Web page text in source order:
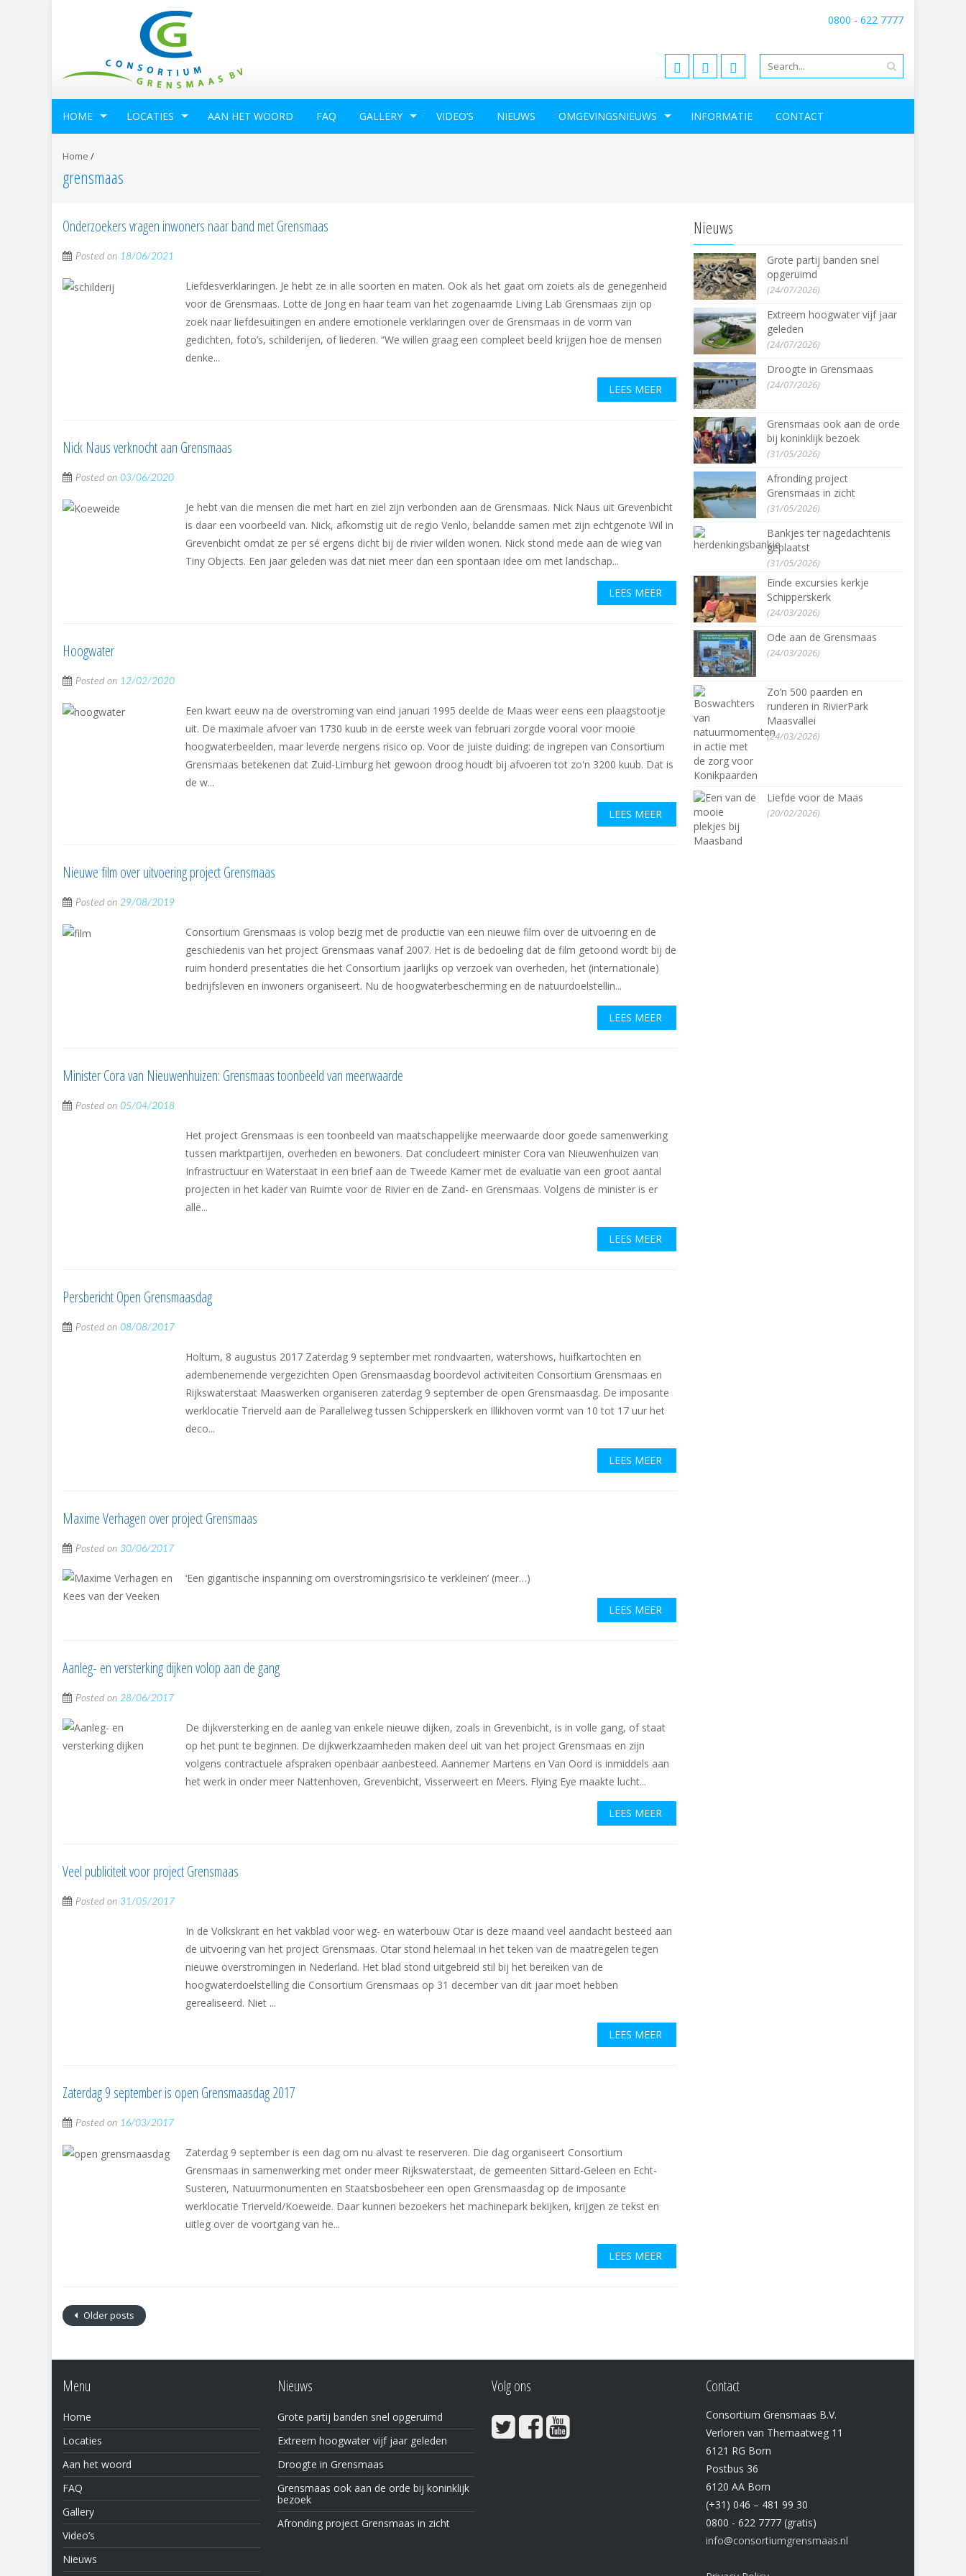
0800 - 622 7777
HOME LOCATIES AAN HET WOORD FAQ GALLERY VIDEO’S NIEUWS OMGEVINGSNIEUWS INFORMATIE CONTACT
Home /
grensmaas
Onderzoekers vragen inwoners naar band met Grensmaas
Posted on 18/06/2021
Liefdesverklaringen. Je hebt ze in alle soorten en maten. Ook als het gaat om zoiets als de genegenheid
voor de Grensmaas. Lotte de Jong en haar team van het zogenaamde Living Lab Grensmaas zijn op
zoek naar liefdesuitingen en andere emotionele verklaringen over de Grensmaas in de vorm van
gedichten, foto’s, schilderijen, of liederen. “We willen graag een compleet beeld krijgen hoe de mensen
denke...
LEES MEER
Nick Naus verknocht aan Grensmaas
Posted on 03/06/2020
Je hebt van die mensen die met hart en ziel zijn verbonden aan de Grensmaas. Nick Naus uit Grevenbicht
is daar een voorbeeld van. Nick, afkomstig uit de regio Venlo, belandde samen met zijn echtgenote Wil in
Grevenbicht omdat ze per sé ergens dicht bij de rivier wilden wonen. Nick stond mede aan de wieg van
Tiny Objects. Een jaar geleden was dat niet meer dan een spontaan idee om met landschap...
LEES MEER
Hoogwater
Posted on 12/02/2020
Een kwart eeuw na de overstroming van eind januari 1995 deelde de Maas weer eens een plaagstootje
uit. De maximale afvoer van 1730 kuub in de eerste week van februari zorgde vooral voor mooie
hoogwaterbeelden, maar leverde nergens risico op. Voor de juiste duiding: de ingrepen van Consortium
Grensmaas betekenen dat Zuid-Limburg het gewoon droog houdt bij afvoeren tot zo'n 3200 kuub. Dat is
de w...
LEES MEER
Nieuwe film over uitvoering project Grensmaas
Posted on 29/08/2019
Consortium Grensmaas is volop bezig met de productie van een nieuwe film over de uitvoering en de
geschiedenis van het project Grensmaas vanaf 2007. Het is de bedoeling dat de film getoond wordt bij de
ruim honderd presentaties die het Consortium jaarlijks op verzoek van overheden, het (internationale)
bedrijfsleven en inwoners organiseert. Nu de hoogwaterbescherming en de natuurdoelstellin...
LEES MEER
Minister Cora van Nieuwenhuizen: Grensmaas toonbeeld van meerwaarde
Posted on 05/04/2018
Het project Grensmaas is een toonbeeld van maatschappelijke meerwaarde door goede samenwerking
tussen marktpartijen, overheden en bewoners. Dat concludeert minister Cora van Nieuwenhuizen van
Infrastructuur en Waterstaat in een brief aan de Tweede Kamer met de evaluatie van een groot aantal
projecten in het kader van Ruimte voor de Rivier en de Zand- en Grensmaas. Volgens de minister is er
alle...
LEES MEER
Persbericht Open Grensmaasdag
Posted on 08/08/2017
Holtum, 8 augustus 2017 Zaterdag 9 september met rondvaarten, watershows, huifkartochten en
adembenemende vergezichten Open Grensmaasdag boordevol activiteiten Consortium Grensmaas en
Rijkswaterstaat Maaswerken organiseren zaterdag 9 september de open Grensmaasdag. De imposante
werklocatie Trierveld aan de Parallelweg tussen Schipperskerk en Illikhoven vormt van 10 tot 17 uur het
deco...
LEES MEER
Maxime Verhagen over project Grensmaas
Posted on 30/06/2017
‘Een gigantische inspanning om overstromingsrisico te verkleinen’ (meer…)
LEES MEER
Aanleg- en versterking dijken volop aan de gang
Posted on 28/06/2017
De dijkversterking en de aanleg van enkele nieuwe dijken, zoals in Grevenbicht, is in volle gang, of staat
op het punt te beginnen. De dijkwerkzaamheden maken deel uit van het project Grensmaas en zijn
volgens contractuele afspraken openbaar aanbesteed. Aannemer Martens en Van Oord is inmiddels aan
het werk in onder meer Nattenhoven, Grevenbicht, Visserweert en Meers. Flying Eye maakte lucht...
LEES MEER
Veel publiciteit voor project Grensmaas
Posted on 31/05/2017
In de Volkskrant en het vakblad voor weg- en waterbouw Otar is deze maand veel aandacht besteed aan
de uitvoering van het project Grensmaas. Otar stond helemaal in het teken van de maatregelen tegen
nieuwe overstromingen in Nederland. Het blad stond uitgebreid stil bij het bereiken van de
hoogwaterdoelstelling die Consortium Grensmaas op 31 december van dit jaar moet hebben
gerealiseerd. Niet ...
LEES MEER
Zaterdag 9 september is open Grensmaasdag 2017
Posted on 16/03/2017
Zaterdag 9 september is een dag om nu alvast te reserveren. Die dag organiseert Consortium
Grensmaas in samenwerking met onder meer Rijkswaterstaat, de gemeenten Sittard-Geleen en Echt-
Susteren, Natuurmonumenten en Staatsbosbeheer een open Grensmaasdag op de imposante
werklocatie Trierveld/Koeweide. Daar kunnen bezoekers het machinepark bekijken, krijgen ze tekst en
uitleg over de voortgang van he...
LEES MEER
Older posts
Nieuws
Grote partij banden snel
opgeruimd
(24/07/2026)
Extreem hoogwater vijf jaar
geleden
(24/07/2026)
Droogte in Grensmaas
(24/07/2026)
Grensmaas ook aan de orde
bij koninklijk bezoek
(31/05/2026)
Afronding project
Grensmaas in zicht
(31/05/2026)
Bankjes ter nagedachtenis
geplaatst
(31/05/2026)
Einde excursies kerkje
Schipperskerk
(24/03/2026)
Ode aan de Grensmaas
(24/03/2026)
Zo’n 500 paarden en
runderen in RivierPark
Maasvallei
(24/03/2026)
Liefde voor de Maas
(20/02/2026)
Menu
Home
Locaties
Aan het woord
FAQ
Gallery
Video’s
Nieuws
Nieuws
Grote partij banden snel opgeruimd
Extreem hoogwater vijf jaar geleden
Droogte in Grensmaas
Grensmaas ook aan de orde bij koninklijk
bezoek
Afronding project Grensmaas in zicht
Volg ons Contact
Consortium Grensmaas B.V.
Verloren van Themaatweg 11
6121 RG Born
Postbus 36
6120 AA Born
(+31) 046 – 481 99 30
0800 - 622 7777 (gratis)
info@consortiumgrensmaas.nl